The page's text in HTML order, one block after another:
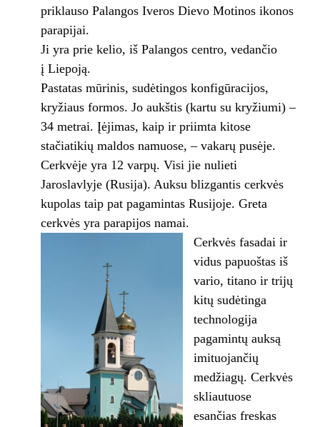
priklauso Palangos Iveros Dievo Motinos ikonos
parapijai.
Ji yra prie kelio, iš Palangos centro, vedančio
į Liepoją.
Pastatas mūrinis, sudėtingos konfigūracijos,
kryžiaus formos. Jo aukštis (kartu su kryžiumi) –
34 metrai. Įėjimas, kaip ir priimta kitose
stačiatikių maldos namuose, – vakarų pusėje.
Cerkvėje yra 12 varpų. Visi jie nulieti
Jaroslavlyje (Rusija). Auksu blizgantis cerkvės
kupolas taip pat pagamintas Rusijoje. Greta
cerkvės yra parapijos namai.
Cerkvės fasadai ir
vidus papuoštas iš
vario, titano ir trijų
kitų sudėtinga
technologija
pagamintų auksą
imituojančių
medžiagų. Cerkvės
skliautuose
esančias freskas